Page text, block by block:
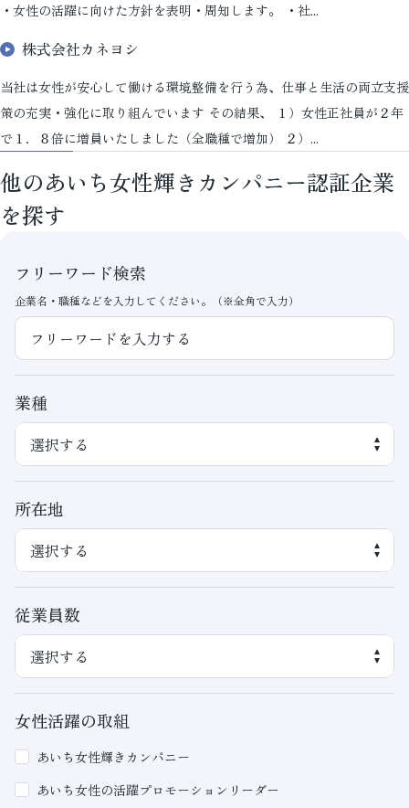
・女性の活躍に向けた方針を表明・周知します。 ・社...
株式会社カネヨシ
当社は女性が安心して働ける環境整備を行う為、仕事と生活の両立支援
策の充実・強化に取り組んでいます その結果、 １）女性正社員が２年
で１．８倍に増員いたしました（全職種で増加） ２）...
他のあいち女性輝きカンパニー認証企業
を探す
フリーワード検索
企業名・職種などを入力してください。（※全角で入力）
業種
所在地
従業員数
女性活躍の取組
あいち女性輝きカンパニー
あいち女性の活躍プロモーションリーダー